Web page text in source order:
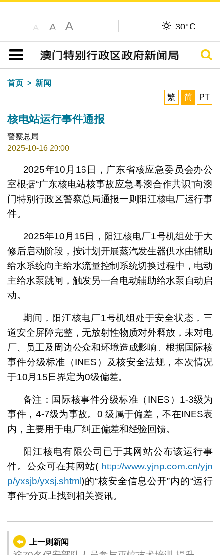
A A A 30°C
目录
搜寻
首页
新闻
繁
简 PT
核电站运行事件通报
警察总局
2025-10-16 20:00
2025年10月16日，广东省核应急委员会办公
室根据“广东核电站核事故应急粤澳合作共识”向澳
门特别行政区警察总局通报一则阳江核电厂运行事
件。
2025年10月15日，阳江核电厂1号机组处于大
修后启动阶段，按计划开展蒸汽发生器供水由辅助
给水系统向主给水流量控制系统切换过程中，电动
主给水泵跳闸，触发另一台电动辅助给水泵自动启
动。
期间，阳江核电厂1号机组处于安全状态，三
道安全屏障完整，无放射性物质对外释放，未对电
厂、员工及周边公众和环境造成影响。根据国际核
事件分级标准（INES）及核安全法规，本次情况
于10月15日界定为0级偏差。
备注：国际核事件分级标准（INES）1-3级为
事件，4-7级为事故。0 级属于偏差，不在INES表
内，主要用于电厂纠正偏差和经验回馈。
阳江核电有限公司已于其网站公布该运行事
件。公众可在其网站( http://www.yjnp.com.cn/yjn
p/yxsjb/yxsj.shtml)的“核安全信息公开”内的“运行
事件”分页上找到相关资讯。
上一则新闻